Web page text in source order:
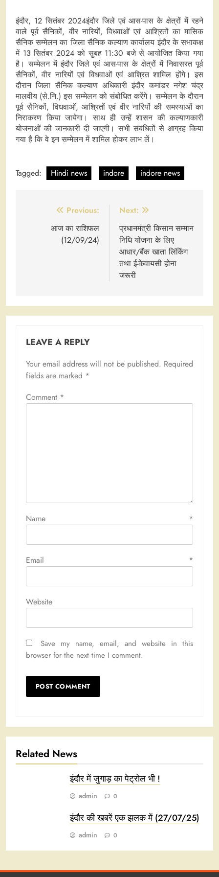
इंदौर, 12 ‍सितंबर 2024इंदौर जिले एवं आस-पास के क्षेत्रों में रहने
वाले पूर्व सैनिकों, वीर नारियों, विधवाओं एवं आश्रितों का मासिक
सैनिक सम्मेलन का जिला सैनिक कल्याण कार्यालय इंदौर के सभाकक्ष
में 13 सितंबर 2024 को सुबह 11:30 बजे से आयोजित किया गया
है। सम्मेलन में इंदौर जिले एवं आस-पास के क्षेत्रों में निवासरत पूर्व
सैनिकों, वीर नारियों एवं विधवाओं एवं आश्रित शामिल होंगे। इस
दौरान जिला सैनिक कल्याण अधिकारी इंदौर कमांडर नगेश चंद्र
मालवीय (से.नि.) इस सम्मेलन को संबोधित करेंगे। सम्मेलन के दौरान
पूर्व सैनिकों, विधवाओं, आश्रितों एवं वीर नारियों की समस्याओं का
निराकरण किया जायेगा। साथ ही उन्हें शासन की कल्याणकारी
योजनाओं की जानकारी दी जाएगी। सभी संबंधितों से आग्रह किया
गया है कि वे इन सम्मेलन में शामिल होकर लाभ लें।
Tagged: Hindi news indore indore news
navigation
Previous:
आज का राशिफल
(12/09/24)
Next:
प्रधानमंत्री किसान सम्मान
निधि योजना के लिए
आधार/बैंक खाता लिंकिंग
तथा ई-केवायसी होना
जरूरी
LEAVE A REPLY
Your email address will not be published. Required
fields are marked *
Comment *
Name *
Email *
Website
Save my name, email, and website in this
browser for the next time I comment.
Related News
इंदौर में जुगाड़ का पेट्रोल भी !
admin 0
इंदौर की खबरें एक झलक में (27/07/25)
admin 0